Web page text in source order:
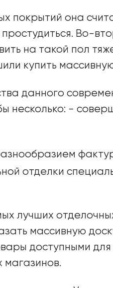
покрытий она
Во-
на такой пол
купить
данного
несколько: -
отделки
лучших
массивную
доступными
магазинов.